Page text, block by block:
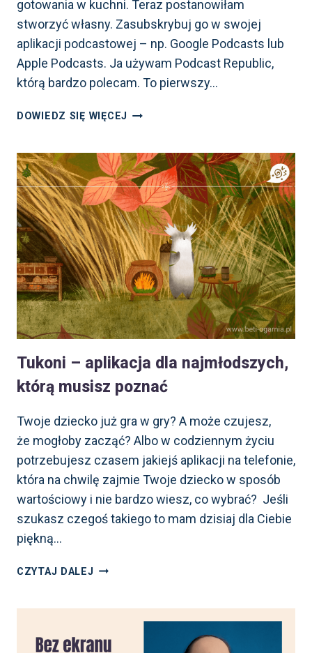
gotowania w kuchni. Teraz postanowiłam
stworzyć własny. Zasubskrybuj go w swojej
aplikacji podcastowej – np. Google Podcasts lub
Apple Podcasts. Ja używam Podcast Republic,
którą bardzo polecam. To pierwszy…
DOWIEDZ SIĘ WIĘCEJ PODCAST
–
INTRO
Tukoni – aplikacja dla najmłodszych,
którą musisz poznać
Twoje dziecko już gra w gry? A może czujesz,
że mogłoby zacząć? Albo w codziennym życiu
potrzebujesz czasem jakiejś aplikacji na telefonie,
która na chwilę zajmie Twoje dziecko w sposób
wartościowy i nie bardzo wiesz, co wybrać? Jeśli
szukasz czegoś takiego to mam dzisiaj dla Ciebie
piękną…
CZYTAJ DALEJ TUKONI
KTÓRĄ